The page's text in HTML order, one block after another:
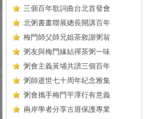
三個百年歌詞曲台北首發會
北粥書畫聯展總長開講百年
梅門師父師兄姐茶敘謝粥翁
粥友與梅門緣結禪茶粥一味
粥會主義黃埔共譜三個百年
粥師逝世七十周年紀念雅集
粥會攜手梅門平潭行有意義
兩岸學者分享古厝保護專業